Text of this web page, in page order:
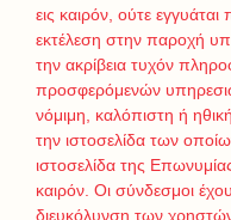
εις καιρόν, ούτε
εκτέλεση στην παροχή
την ακρίβεια τυχόν
προσφερόμενών
νόμιμη, καλόπιστη ή
την ιστοσελίδα των
ιστοσελίδα της
καιρόν. Οι σύνδεσμοι
διευκόλυνση των